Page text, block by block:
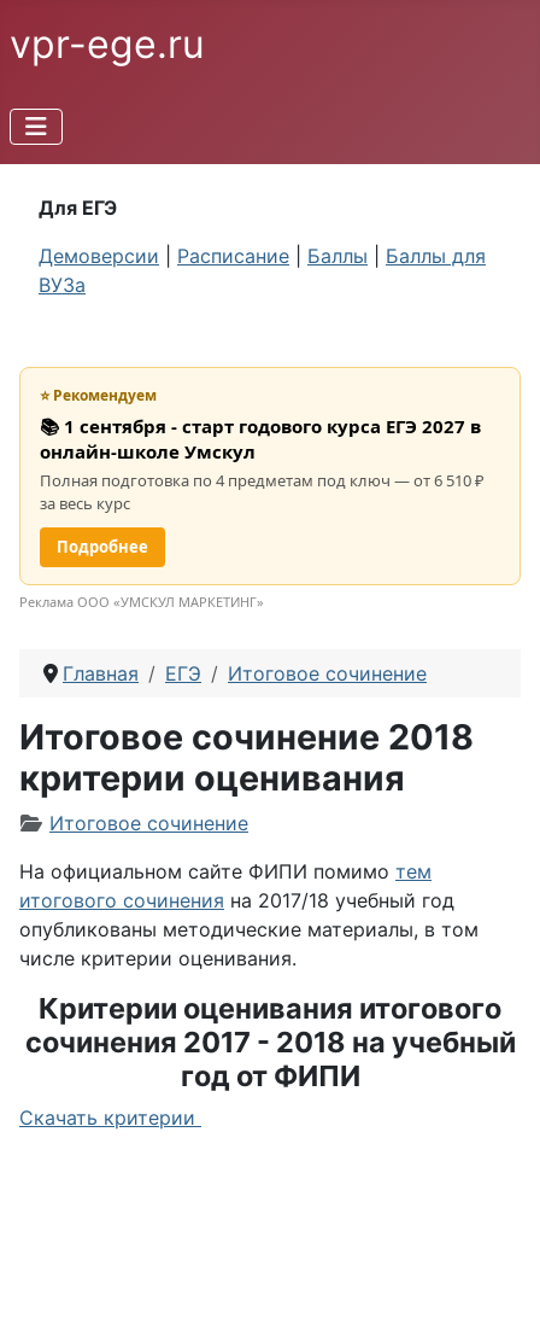
vpr-ege.ru
Для ЕГЭ
Демоверсии
Расписание Баллы
Баллы для
ВУЗа
⭐ Рекомендуем
📚 1 сентября - старт годового курса ЕГЭ 2027 в
онлайн-школе Умскул
Полная подготовка по 4 предметам под ключ — от 6 510 ₽
за весь курс
Подробнее
Реклама ООО «УМСКУЛ МАРКЕТИНГ»
Главная ЕГЭ Итоговое сочинение
Итоговое сочинение 2018
критерии оценивания
Информация о материале
Итоговое сочинение
На официальном сайте ФИПИ помимо тем
итогового сочинения на 2017/18 учебный год
опубликованы методические материалы, в том
числе критерии оценивания.
Критерии оценивания итогового
сочинения 2017 - 2018 на учебный
год от ФИПИ
Скачать критерии